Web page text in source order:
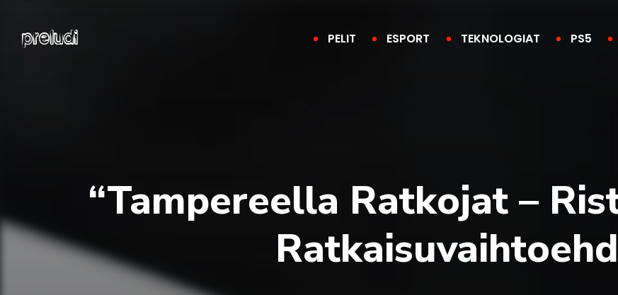
PELIT ESPORT TEKNOLOGIAT PS5
“Tampereella Ratkojat –